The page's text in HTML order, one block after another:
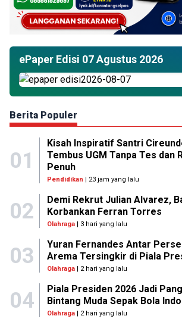
ePaper Edisi 07 Agustus 2026
Berita Populer
01
Kisah Inspiratif Santri
Tembus UGM Tanpa Tes dan
Penuh
Pendidikan | 23 jam yang lalu
02
Demi Rekrut Julian Alvarez,
Korbankan Ferran Torres
Olahraga| 3 hari yang lalu
03
Yuran Fernandes Antar
Arema Tersingkir di Piala
Olahraga| 2 hari yang lalu
04
Piala Presiden 2026 Jadi
Bintang Muda Sepak Bola
Olahraga| 2 hari yang lalu